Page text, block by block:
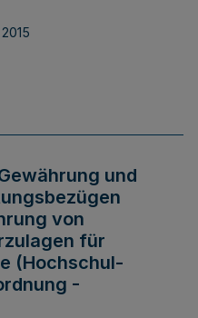
und
von
für
(Hochschul-
-